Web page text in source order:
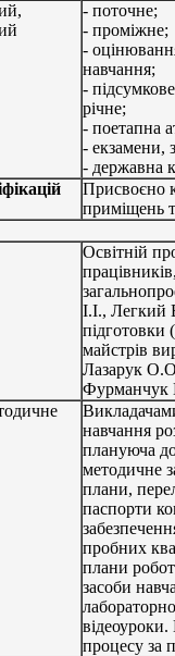
- поточне;
- проміжне;
-
навчання;
-
річне;
- поетапна
- екзамени,
- державна
Присвоєно
приміщень
Освітній
І.І., Легкий
майстрів
Лазарук
Фурманчук
навчання
плануюча
методичне
плани,
паспорти
пробних
плани
засоби
процесу за